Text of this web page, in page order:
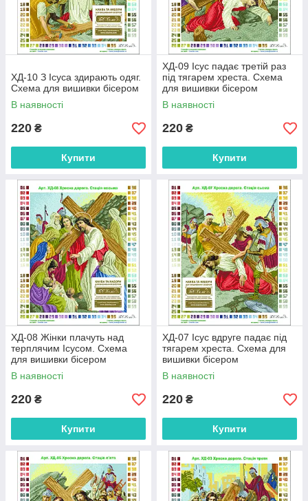
ХД-10 З Ісуса здирають одяг.
Схема для вишивки бісером
В наявності
220 ₴
Купити
ХД-09 Ісус падає третій раз
під тягарем хреста. Схема
для вишивки бісером
В наявності
220 ₴
Купити
ХД-08 Жінки плачуть над
терплячим Ісусoм. Схема
для вишивки бісером
В наявності
220 ₴
Купити
ХД-07 Ісус вдруге падає під
тягарем хреста. Схема для
вишивки бісером
В наявності
220 ₴
Купити